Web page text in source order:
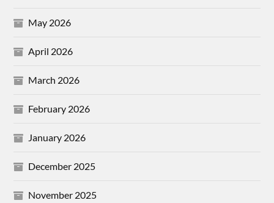
May 2026
April 2026
March 2026
February 2026
January 2026
December 2025
November 2025